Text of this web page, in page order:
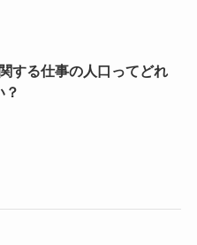
する仕事の人口ってどれ
？